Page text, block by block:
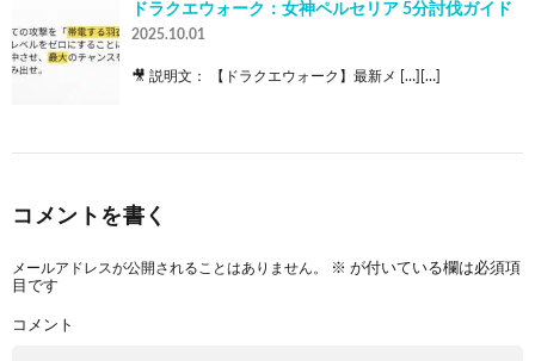
ドラクエウォーク：女神ペルセリア 5分討伐ガイド
2025.10.01
🎥 説明文： 【ドラクエウォーク】最新メ […][…]
コメントを書く
メールアドレスが公開されることはありません。 ※ が付いている欄は必須項
目です
コメント